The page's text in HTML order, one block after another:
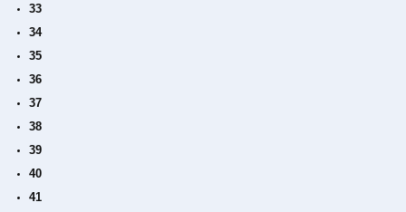
33
34
35
36
37
38
39
40
41